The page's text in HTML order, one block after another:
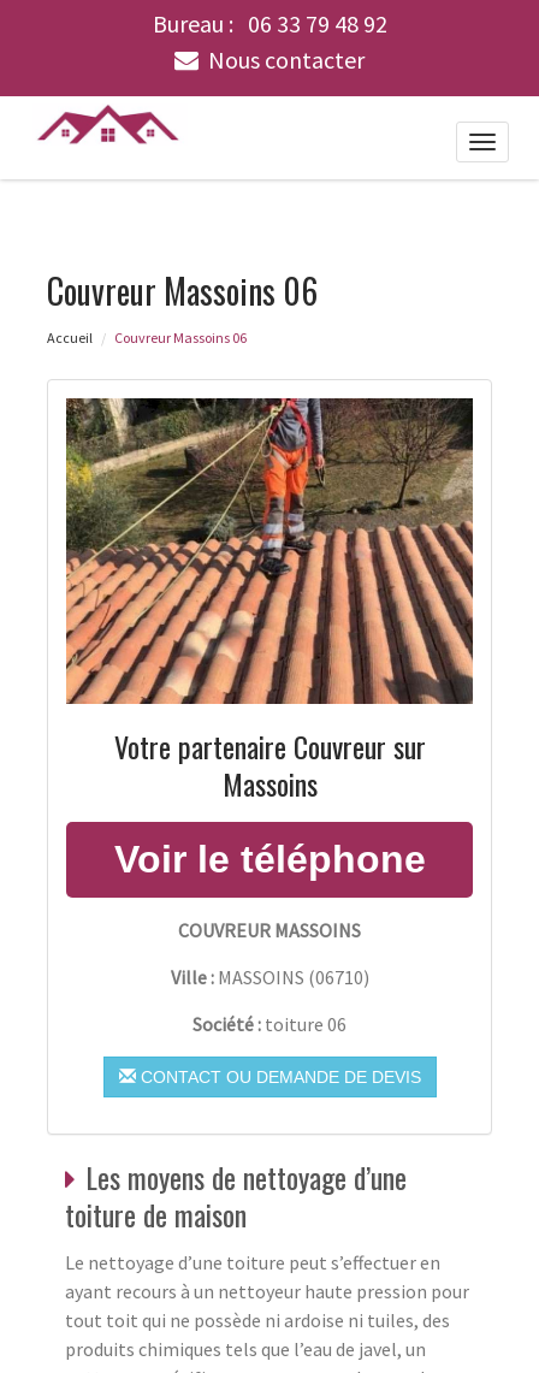
Bureau : 06 33 79 48 92
Nous contacter
Toggle
Couvreur Massoins 06
Accueil Couvreur Massoins 06
Votre partenaire Couvreur sur
Massoins
COUVREUR MASSOINS
Ville : MASSOINS (06710)
Société : toiture 06
CONTACT OU DEMANDE DE DEVIS
Les moyens de nettoyage d’une
toiture de maison
Le nettoyage d’une toiture peut s’effectuer en
ayant recours à un nettoyeur haute pression pour
tout toit qui ne possède ni ardoise ni tuiles, des
produits chimiques tels que l’eau de javel, un